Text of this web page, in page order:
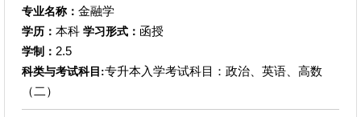
专业名称： 金融学
学历： 本科 学习形式： 函授
学制： 2.5
科类与考试科目:专升本入学考试科目：政治、英语、高数
（二）